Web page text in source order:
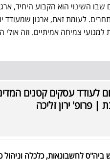
השינוי הוא הקבוע היחיד,
לעומת זאת, ארגון שמעודד
צמיחה אמיתיים. וזה
לעודד עסקים קטנים
| פרופ' ירון זליכה
לחשבונאות, כלכלה וניהול